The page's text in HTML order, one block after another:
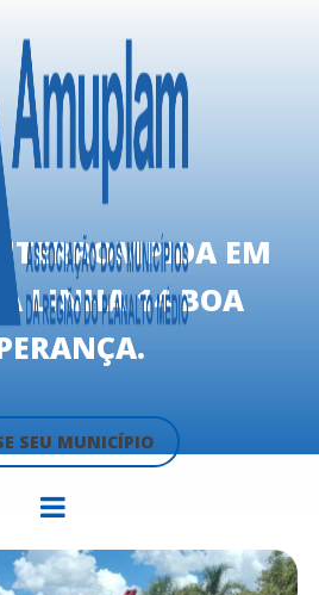
SEU MUNICÍPIO
EM
LINHA 14 BOA